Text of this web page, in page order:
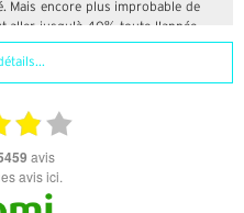
Mais encore plus improbable de
aller jusqu'à 40% toute l'année.
l'aide de professionnels. Sur
à choisir le verre qui s'adapte
la mode et les tendances. Sur
grandes marques.
un éventail de marques mais
vous laisseront pas indifférent.
Saint Laurent, Liujo, Carolina
avis
avis ici.